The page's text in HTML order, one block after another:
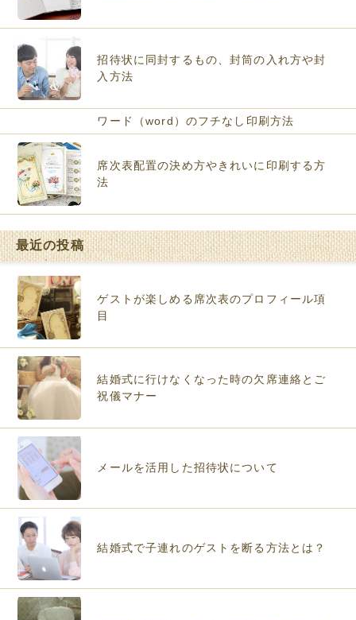
招待状に同封するもの、封筒の入れ方や封
入方法
ワード（word）のフチなし印刷方法
席次表配置の決め方やきれいに印刷する方
法
最近の投稿
ゲストが楽しめる席次表のプロフィール項
目
結婚式に行けなくなった時の欠席連絡とご
祝儀マナー
メールを活用した招待状について
結婚式で子連れのゲストを断る方法とは？